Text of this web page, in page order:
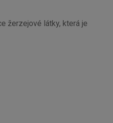
žerzejové látky, která je